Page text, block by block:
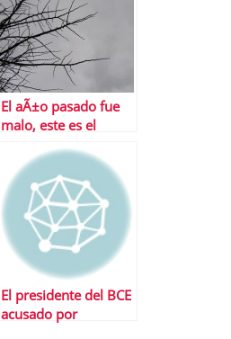
El aÃ±o pasado fue
malo, este es el
el gran remate
El presidente del BCE
acusado por